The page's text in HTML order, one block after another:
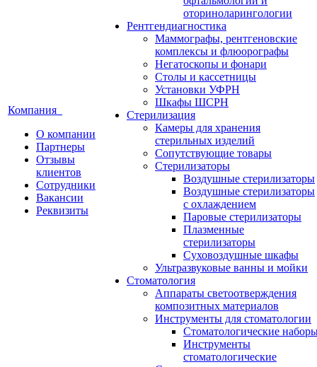
Компания
О компании
Партнеры
Отзывы
клиентов
Сотрудники
Вакансии
Реквизиты
оториноларингологии
Рентгендиагностика
Маммографы, рентгеновские
комплексы и флюорографы
Негатоскопы и фонари
Столы и кассетницы
Установки УФРН
Шкафы ШСРН
Стерилизация
Камеры для хранения
стерильных изделий
Сопутствующие товары
Стерилизаторы
Воздушные стерилизаторы
Воздушные стерилизаторы
с охлаждением
Паровые стерилизаторы
Плазменные
стерилизаторы
Суховоздушные шкафы
Ультразвуковые ванны и мойки
Стоматология
Аппараты светоотверждения
композитных материалов
Инструменты для стоматологии
Стоматологические
Инструменты
стоматологические